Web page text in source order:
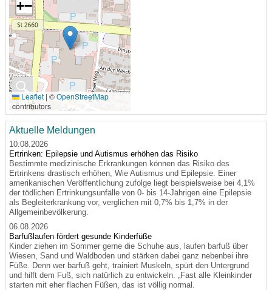
🔍
+−
Leaflet | ©OpenStreetMap
contributors
Aktuelle Meldungen
10.08.2026
Ertrinken: Epilepsie und Autismus erhöhen das Risiko
Bestimmte medizinische Erkrankungen können das Risiko des
Ertrinkens drastisch erhöhen, Wie Autismus und Epilepsie. Einer
amerikanischen Veröffentlichung zufolge liegt beispielsweise bei 4,1%
der tödlichen Ertrinkungsunfälle von 0- bis 14-Jährigen eine Epilepsie
als Begleiterkrankung vor, verglichen mit 0,7% bis 1,7% in der
Allgemeinbevölkerung.
06.08.2026
Barfußlaufen fördert gesunde Kinderfüße
Kinder ziehen im Sommer gerne die Schuhe aus, laufen barfuß über
Wiesen, Sand und Waldboden und stärken dabei ganz nebenbei ihre
Füße. Denn wer barfuß geht, trainiert Muskeln, spürt den Untergrund
und hilft dem Fuß, sich natürlich zu entwickeln. „Fast alle Kleinkinder
starten mit eher flachen Füßen, das ist völlig normal.